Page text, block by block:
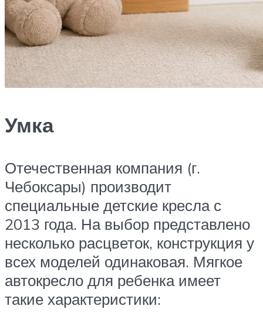
Умка
Отечественная компания (г.
Чебоксары) производит
специальные детские кресла с
2013 года. На выбор представлено
несколько расцветок, конструкция у
всех моделей одинаковая. Мягкое
автокресло для ребенка имеет
такие характеристики: